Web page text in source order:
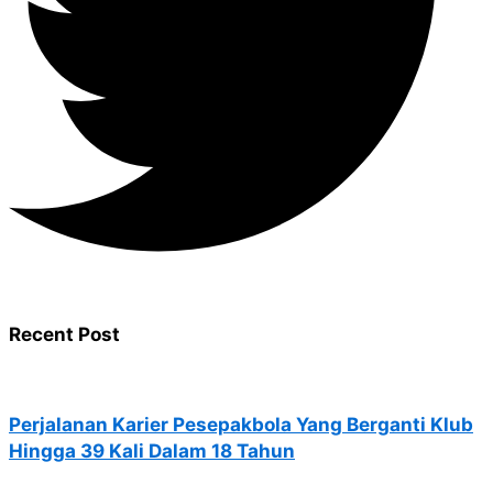
Recent Post
Perjalanan Karier Pesepakbola Yang Berganti Klub
Hingga 39 Kali Dalam 18 Tahun